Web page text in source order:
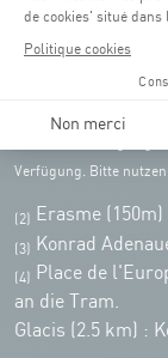
Parkplätze
Parking Coque
Parken für
Verfügung. Bitte
(2) Erasme
(3) Konrad
(4)
Place de
an die Tram.
Glacis (2.5 km) :